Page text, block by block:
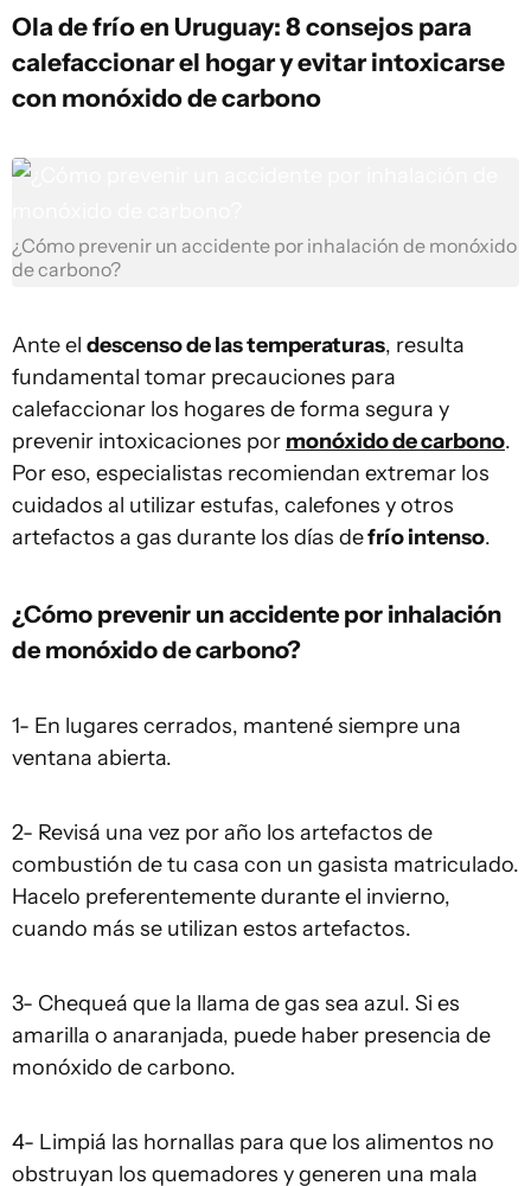
Ola de frío en Uruguay: 8 consejos para
calefaccionar el hogar y evitar intoxicarse
con monóxido de carbono
¿Cómo prevenir un accidente por inhalación de monóxido
de carbono?
Ante el descenso de las temperaturas, resulta
fundamental tomar precauciones para
calefaccionar los hogares de forma segura y
prevenir intoxicaciones por monóxido de carbono.
Por eso, especialistas recomiendan extremar los
cuidados al utilizar estufas, calefones y otros
artefactos a gas durante los días defrío intenso.
¿Cómo prevenir un accidente por inhalación
de monóxido de carbono?
1- En lugares cerrados, mantené siempre una
ventana abierta.
2- Revisá una vez por año los artefactos de
combustión de tu casa con un gasista matriculado.
Hacelo preferentemente durante el invierno,
cuando más se utilizan estos artefactos.
3- Chequeá que la llama de gas sea azul. Si es
amarilla o anaranjada, puede haber presencia de
monóxido de carbono.
4- Limpiá las hornallas para que los alimentos no
obstruyan los quemadores y generen una mala